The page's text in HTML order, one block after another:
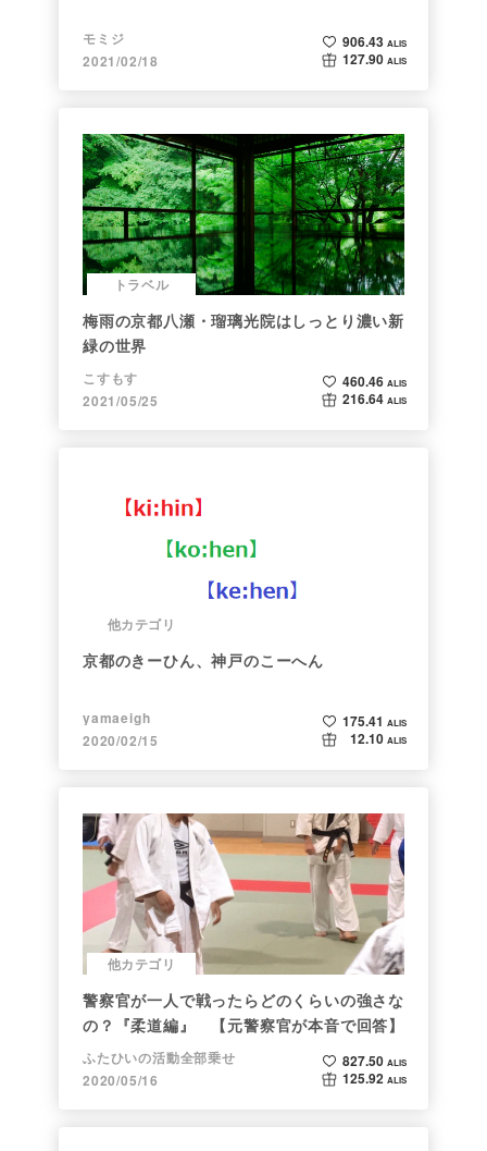
モミジ
2021/02/18
906.43 ALIS
127.90 ALIS
トラベル
梅雨の京都八瀬・瑠璃光院はしっとり濃い新
緑の世界
こすもす
2021/05/25
460.46 ALIS
216.64 ALIS
他カテゴリ
京都のきーひん、神戸のこーへん
yamaeigh
2020/02/15
175.41 ALIS
12.10 ALIS
他カテゴリ
警察官が一人で戦ったらどのくらいの強さな
の？『柔道編』 【元警察官が本音で回答】
ふたひいの活動全部乗せ
2020/05/16
827.50 ALIS
125.92 ALIS